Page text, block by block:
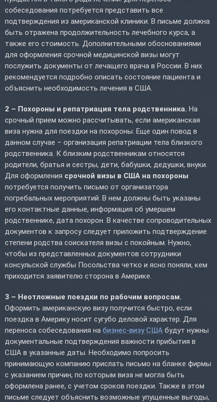
собеседования потребуется представить все
подтверждения из американской клиники. В письме должна
быть отражена продолжительность лечебного курса, а
также его стоимость. Дополнительными обоснованиями
для оформления срочной медицинской визы могут
послужить документы от лечащего врача в России. В них
рекомендуется подробно описать состояние пациента и
объяснить необходимость лечения в США.
2 – Похороны и репатриация тела родственника. На
срочный прием можно рассчитывать, если американская
виза нужна для поездки на похороны. Еще один повод в
данном случае – организация репатриации тела близкого
родственника. К близким родственникам относятся
родители, братья и сестры, дети, бабушки, дедушки, внуки.
Для оформления срочной визы в США на похороны
потребуется получить письмо от организатора
погребальных мероприятий. В нем должны быть указаны
его контактные данные, информация об умершем
родственнике, дата похорон. В качестве сопроводительных
документов к запросу следует приложить подтверждение
степени родства соискателя визы с покойным. Нужно,
чтобы из представленных документов сотрудники
консульской службы Посольства четко и ясно поняли, кем
приходится заявителю сторона в Америке.
3 – Неотложные поездки по рабочим вопросам.
Оформить американскую визу получится быстро, если
поездка в Америку носит сугубо деловой характер. Для
переноса собеседования на бизнес-визу США будут нужны
документальные подтверждения важности прибытия в
США в указанные даты. Необходимо попросить
принимающую компанию прислать письмо на бланке фирмы
с указанием причин, по которым виза не могла быть
оформлена ранее, с учетом сроков поездки. Также в этом
письме следует объяснить возможные упущенные выгоды,